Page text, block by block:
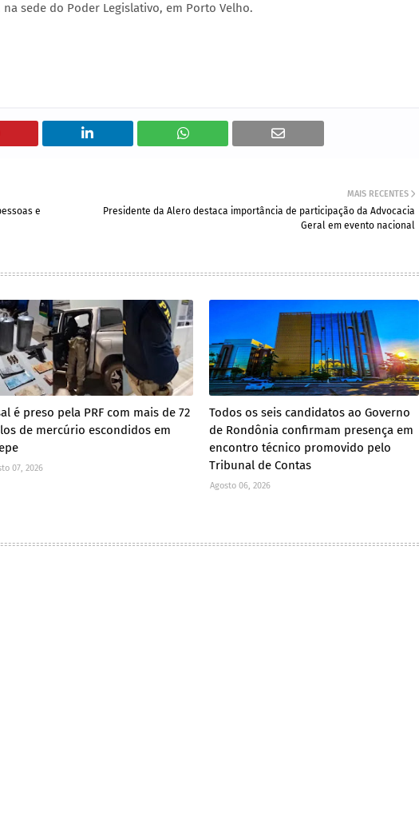
sede do Poder Legislativo, em Porto Velho.
MAIS RECENTES
Presidente da Alero destaca importância de participação da Advocacia
Geral em evento nacional
e
é preso pela PRF com mais de 72
de mercúrio escondidos em
07, 2026
Todos os seis candidatos ao Governo
de Rondônia confirmam presença em
encontro técnico promovido pelo
Tribunal de Contas
Agosto 06, 2026